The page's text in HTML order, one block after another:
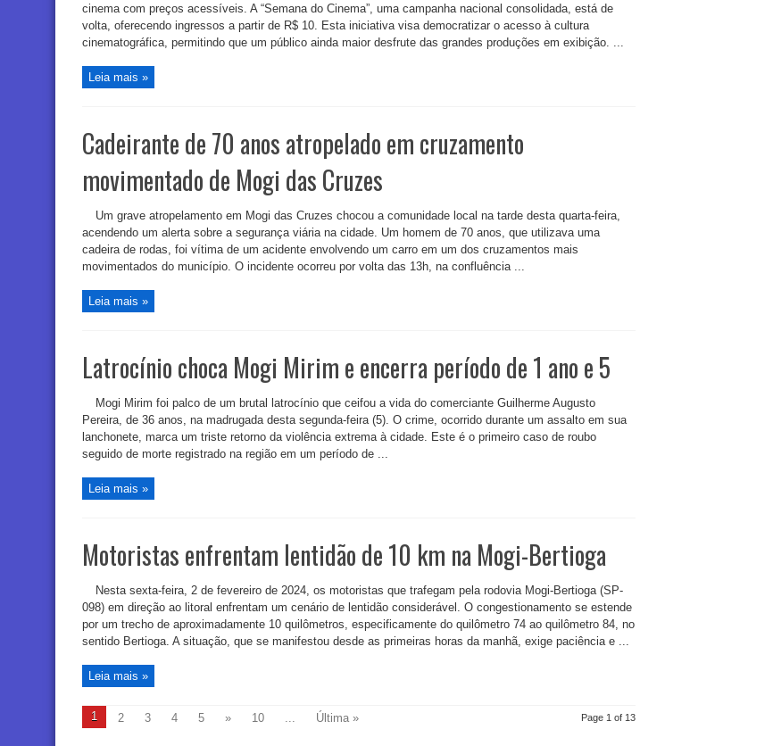
cinema com preços acessíveis. A “Semana do Cinema”, uma campanha nacional consolidada, está de
volta, oferecendo ingressos a partir de R$ 10. Esta iniciativa visa democratizar o acesso à cultura
cinematográfica, permitindo que um público ainda maior desfrute das grandes produções em exibição. ...
Leia mais »
Cadeirante de 70 anos atropelado em cruzamento
movimentado de Mogi das Cruzes
Um grave atropelamento em Mogi das Cruzes chocou a comunidade local na tarde desta quarta-feira,
acendendo um alerta sobre a segurança viária na cidade. Um homem de 70 anos, que utilizava uma
cadeira de rodas, foi vítima de um acidente envolvendo um carro em um dos cruzamentos mais
movimentados do município. O incidente ocorreu por volta das 13h, na confluência ...
Leia mais »
Latrocínio choca Mogi Mirim e encerra período de 1 ano e 5
Mogi Mirim foi palco de um brutal latrocínio que ceifou a vida do comerciante Guilherme Augusto
Pereira, de 36 anos, na madrugada desta segunda-feira (5). O crime, ocorrido durante um assalto em sua
lanchonete, marca um triste retorno da violência extrema à cidade. Este é o primeiro caso de roubo
seguido de morte registrado na região em um período de ...
Leia mais »
Motoristas enfrentam lentidão de 10 km na Mogi-Bertioga
Nesta sexta-feira, 2 de fevereiro de 2024, os motoristas que trafegam pela rodovia Mogi-Bertioga (SP-
098) em direção ao litoral enfrentam um cenário de lentidão considerável. O congestionamento se estende
por um trecho de aproximadamente 10 quilômetros, especificamente do quilômetro 74 ao quilômetro 84, no
sentido Bertioga. A situação, que se manifestou desde as primeiras horas da manhã, exige paciência e ...
Leia mais »
Page 1 of 13
1 2 3 4 5 » 10 ... Última »